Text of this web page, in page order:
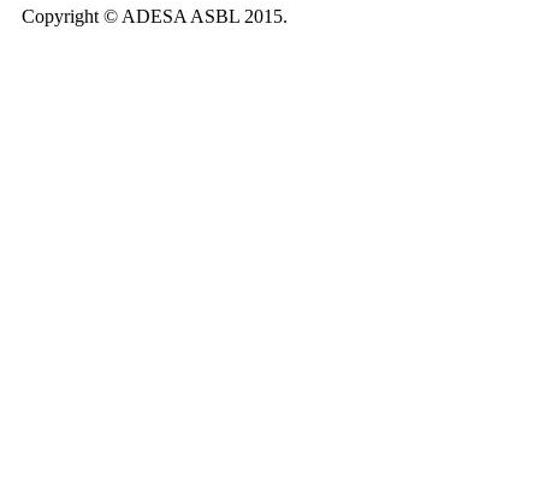
Copyright © ADESA ASBL 2015.